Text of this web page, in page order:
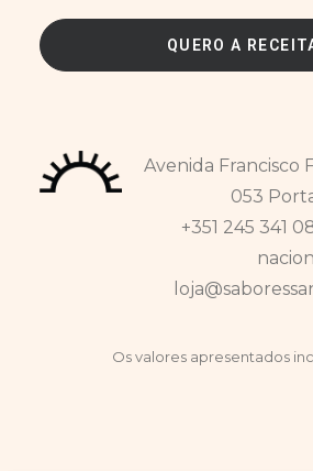
Avenida Francisco
053
+351 245 341
Os valores apresentados